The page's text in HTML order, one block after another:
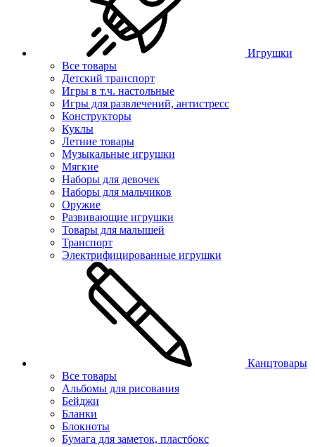
Игрушки
Все товары
Детский транспорт
Игры в т.ч. настольные
Игры для развлечений, антистресс
Конструкторы
Куклы
Летние товары
Музыкальные игрушки
Мягкие
Наборы для девочек
Наборы для мальчиков
Оружие
Развивающие игрушки
Товары для малышей
Транспорт
Электрифицированные игрушки
Канцтовары
Все товары
Альбомы для рисования
Бейджи
Бланки
Блокноты
Бумага для заметок, пластбокс